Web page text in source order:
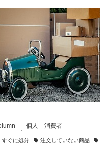
個人 消費者
すぐに処分 注文していない商品